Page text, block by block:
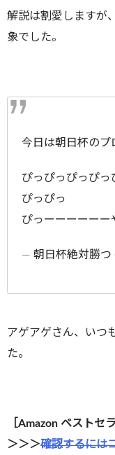
解説は割愛しますが
象でした。
今日は朝日杯のプ
ぴっぴっぴっぴっ
ぴっぴっ
ぴっーーーーーー
— 朝日杯絶対勝つ
アゲアゲさん、いつ
た。
［Amazon ベストセ
＞＞＞確認するには